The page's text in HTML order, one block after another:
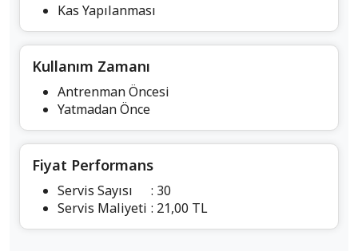
Kas Yapılanması
Kullanım Zamanı
Antrenman Öncesi
Yatmadan Önce
Fiyat Performans
Servis Sayısı
: 30
Servis Maliyeti : 21,00 TL